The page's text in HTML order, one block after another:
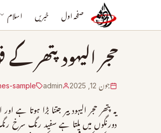
صفحہ اول خبریں اسلام
حجر الیهود پتھر کے
جون 12, 2025 admin
sample
یہ پتھر حجر الیہود بیر جتنا بڑا
دورنگوں میں ملتا ہے سفید رنگ سرخ رنگ